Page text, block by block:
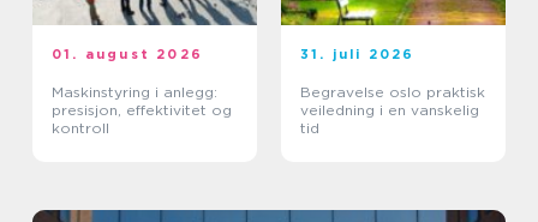
01. august 2026
Maskinstyring i anlegg:
presisjon, effektivitet og
kontroll
31. juli 2026
Begravelse oslo praktisk
veiledning i en vanskelig
tid